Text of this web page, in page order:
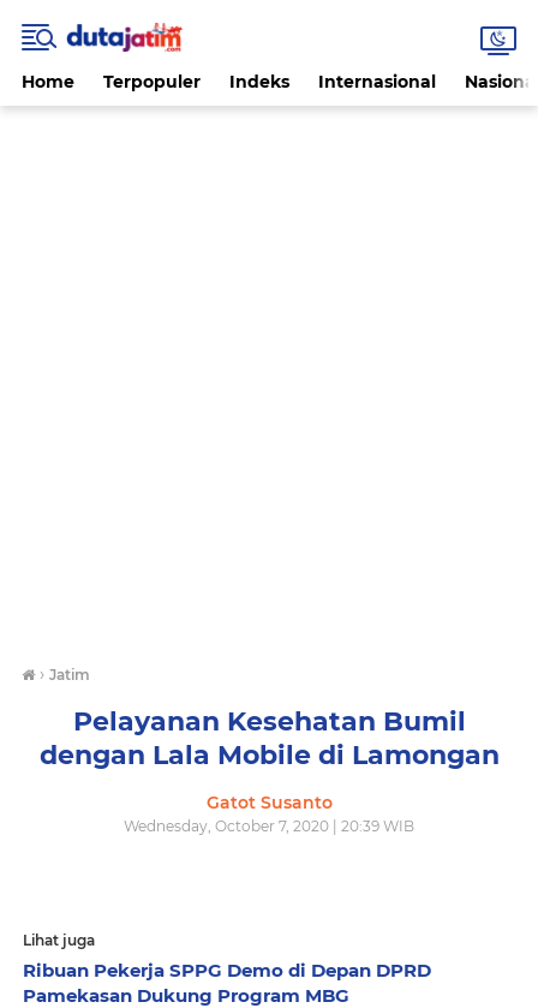
Home Terpopuler Indeks Internasional
› Jatim
Pelayanan Kesehatan Bumil
dengan Lala Mobile di Lamongan
Gatot Susanto
Wednesday, October 7, 2020 | 20:39 WIB
Lihat juga
Ribuan Pekerja SPPG Demo di Depan DPRD
Pamekasan Dukung Program MBG